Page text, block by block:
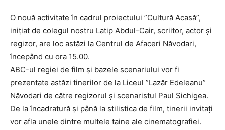
O nouă activitate în cadrul proiectului ”Cultură Acasă”,
inițiat de colegul nostru Latip Abdul-Cair, scriitor, actor și
regizor, are loc astăzi la Centrul de Afaceri Năvodari,
începând cu ora 15.00.
ABC-ul regiei de film și bazele scenariului vor fi
prezentate astăzi tinerilor de la Liceul ”Lazăr Edeleanu”
Năvodari de către regizorul și scenaristul Paul Sichigea.
De la încadratură și până la stilistica de film, tinerii invitați
vor afla unele dintre multele taine ale cinematografiei.